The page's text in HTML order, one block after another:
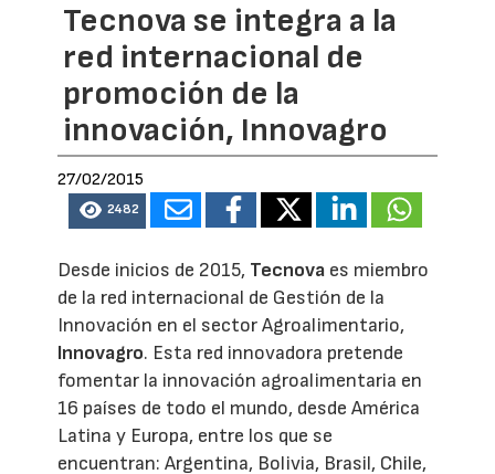
Tecnova se integra a la
red internacional de
promoción de la
innovación, Innovagro
27/02/2015
2482
Desde inicios de 2015, Tecnova es miembro
de la red internacional de Gestión de la
Innovación en el sector Agroalimentario,
Innovagro. Esta red innovadora pretende
fomentar la innovación agroalimentaria en
16 países de todo el mundo, desde América
Latina y Europa, entre los que se
encuentran: Argentina, Bolivia, Brasil, Chile,